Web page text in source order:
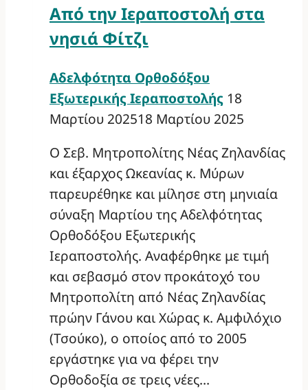
Από την Ιεραποστολή στα
νησιά Φίτζι
Αδελφότητα Ορθοδόξου
Εξωτερικής Ιεραποστολής 18
Μαρτίου 202518 Μαρτίου 2025
Ο Σεβ. Μητροπολίτης Νέας Ζηλανδίας
και έξαρχος Ωκεανίας κ. Μύρων
παρευρέθηκε και μίλησε στη μηνιαία
σύναξη Μαρτίου της Αδελφότητας
Ορθοδόξου Εξωτερικής
Ιεραποστολής. Αναφέρθηκε με τιμή
και σεβασμό στον προκάτοχό του
Μητροπολίτη από Νέας Ζηλανδίας
πρώην Γάνου και Χώρας κ. Αμφιλόχιο
(Τσούκο), ο οποίος από το 2005
εργάστηκε για να φέρει την
Ορθοδοξία σε τρεις νέες…